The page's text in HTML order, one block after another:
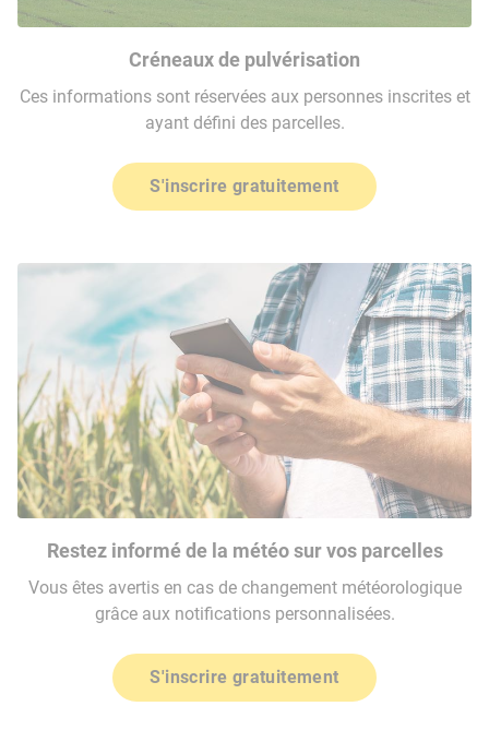
Créneaux de pulvérisation
Ces informations sont réservées aux personnes inscrites et
ayant défini des parcelles.
S'inscrire gratuitement
Restez informé de la météo sur vos parcelles
Vous êtes avertis en cas de changement météorologique
grâce aux notifications personnalisées.
S'inscrire gratuitement